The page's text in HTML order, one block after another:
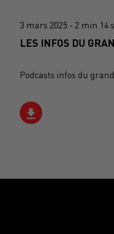
3 mars 2025 - 2 min 14
LES INFOS DU
Podcasts infos du grand